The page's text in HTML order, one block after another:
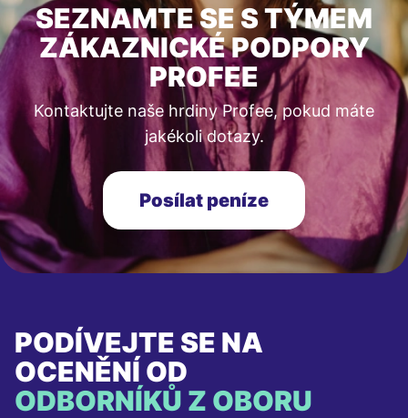
SEZNAMTE SE S TÝMEM
ZÁKAZNICKÉ PODPORY
PROFEE
Kontaktujte naše hrdiny Profee, pokud máte
jakékoli dotazy.
Posílat peníze
PODÍVEJTE SE NA
OCENĚNÍ OD
ODBORNÍKŮ Z OBORU